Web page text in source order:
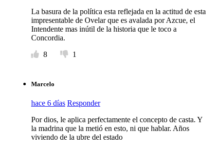
La basura de la política esta reflejada en la actitud de esta
impresentable de Ovelar que es avalada por Azcue, el
Intendente mas inútil de la historia que le toco a
Concordia.
8
1
Marcelo
hace 6 días Responder
Por dios, le aplica perfectamente el concepto de casta. Y
la madrina que la metió en esto, ni que hablar. Años
viviendo de la ubre del estado